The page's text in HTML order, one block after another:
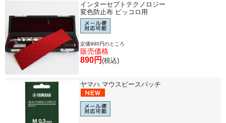
インターセプトテクノロジー
変色防止布 ピッコロ用
定価990円のところ
販売価格
890円 (税込)
ヤマハ マウスピースパッチ